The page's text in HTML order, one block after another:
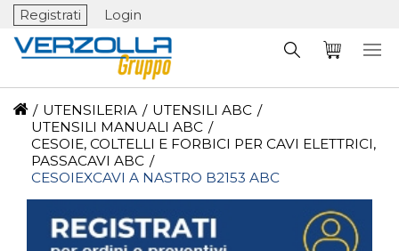
Registrati Login
/ UTENSILERIA / UTENSILI ABC /
UTENSILI MANUALI ABC /
CESOIE, COLTELLI E FORBICI PER CAVI ELETTRICI,
PASSACAVI ABC /
CESOIEXCAVI A NASTRO B2153 ABC